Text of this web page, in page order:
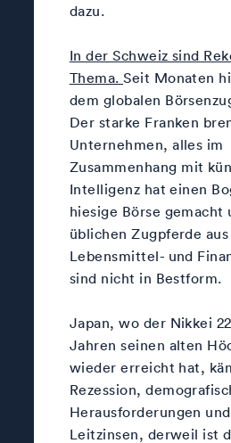
dazu.
In der Schweiz sind
Thema.Seit Monaten
dem globalen
Der starke Franken
Unternehmen, alles im
Zusammenhang mit
Intelligenz hat einen
hiesige Börse gemacht
üblichen Zugpferde
Lebensmittel- und
sind nicht in Bestform.
Japan, wo der Nikkei
Jahren seinen alten
wieder erreicht hat,
Rezession,
Herausforderungen
Leitzinsen, derweil ist